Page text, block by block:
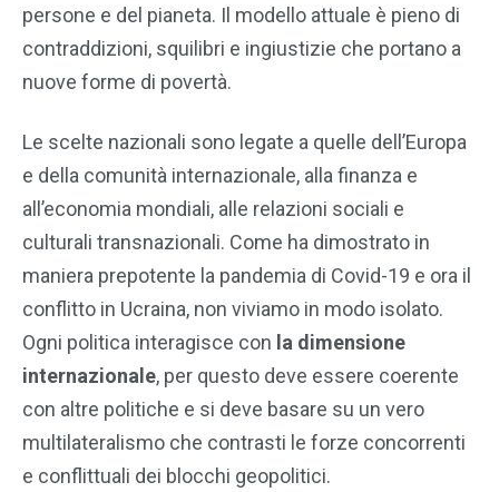
persone e del pianeta. Il modello attuale è pieno di
contraddizioni, squilibri e ingiustizie che portano a
nuove forme di povertà.
Le scelte nazionali sono legate a quelle dell’Europa
e della comunità internazionale, alla finanza e
all’economia mondiali, alle relazioni sociali e
culturali transnazionali. Come ha dimostrato in
maniera prepotente la pandemia di Covid-19 e ora il
conflitto in Ucraina, non viviamo in modo isolato.
Ogni politica interagisce con la dimensione
internazionale, per questo deve essere coerente
con altre politiche e si deve basare su un vero
multilateralismo che contrasti le forze concorrenti
e conflittuali dei blocchi geopolitici.